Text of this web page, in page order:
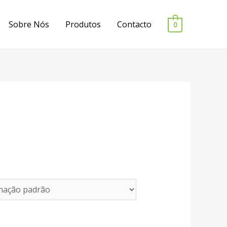
Sobre Nós Produtos Contacto 0